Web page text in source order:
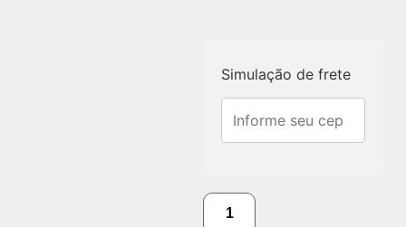
Simulação de frete